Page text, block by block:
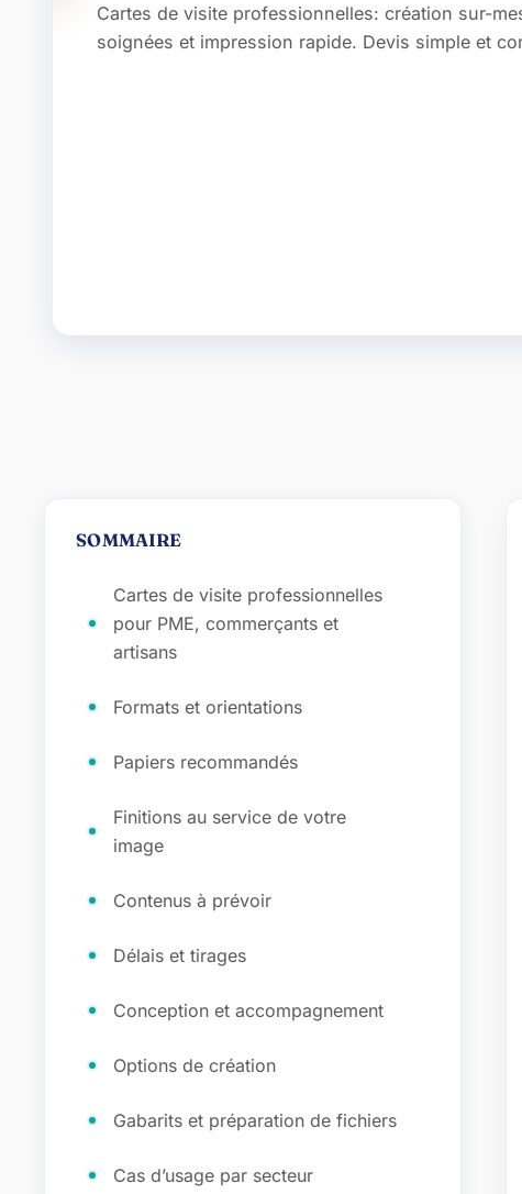
Cartes de visite professionnelles: création sur-
soignées et impression rapide. Devis simple et
SOMMAIRE
Cartes de visite professionnelles
pour PME, commerçants et
artisans
Formats et orientations
Papiers recommandés
Finitions au service de votre
image
Contenus à prévoir
Délais et tirages
Conception et accompagnement
Options de création
Gabarits et préparation de fichiers
Cas d’usage par secteur